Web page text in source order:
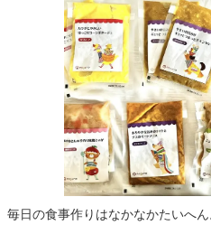
毎日の食事作りはなかなかたいへ